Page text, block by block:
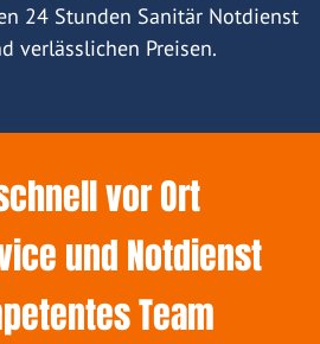
24 Stunden Sanitär Notdienst
verlässlichen Preisen.
vor Ort
und Notdienst
Team